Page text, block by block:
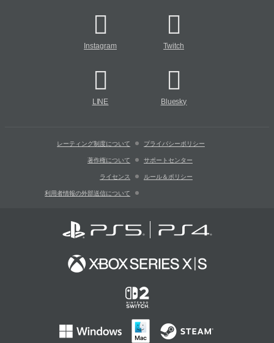
Instagram Twitch
LINE Bluesky
レーティング制度について プライバシーポリシー
著作権について サポートセンター
ライセンス ルール＆ポリシー
利用者情報の外部送信について